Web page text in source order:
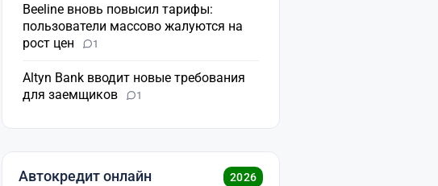
Beeline вновь повысил тарифы:
пользователи массово жалуются на
рост цен
1
Altyn Bank вводит новые требования
для заемщиков
1
Автокредит онлайн 2026